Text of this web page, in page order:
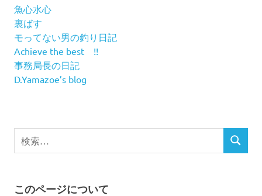
魚心水心
裏ばす
モってない男の釣り日記
Achieve the best !!
事務局長の日記
D.Yamazoe’s blog
検
索
検
このページについて